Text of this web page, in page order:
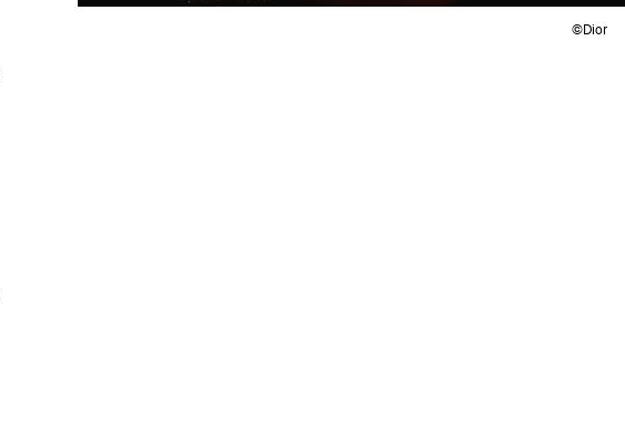
©Dior